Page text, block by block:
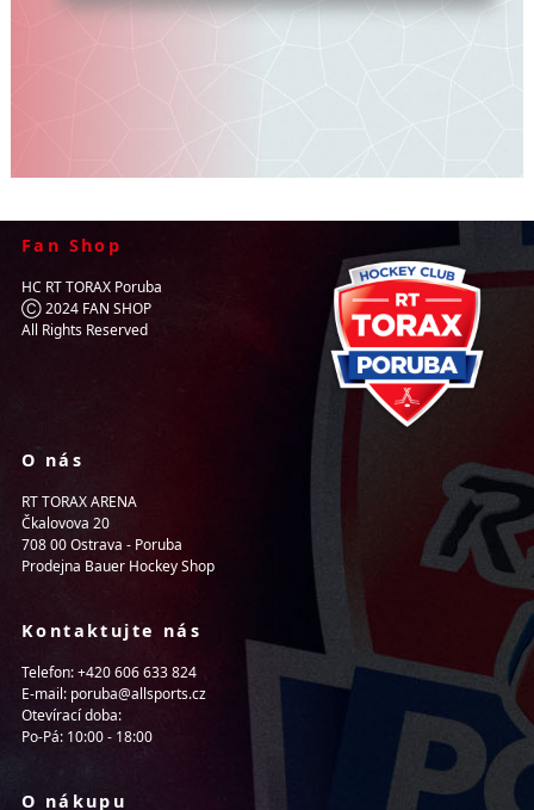
Fan Shop
HC RT TORAX Poruba
Ⓒ 2024 FAN SHOP
All Rights Reserved
O nás
RT TORAX ARENA
Čkalovova 20
708 00 Ostrava - Poruba
Prodejna Bauer Hockey Shop
Kontaktujte nás
Telefon: +420 606 633 824
E-mail: poruba@allsports.cz
Otevírací doba:
Po-Pá: 10:00 - 18:00
O nákupu